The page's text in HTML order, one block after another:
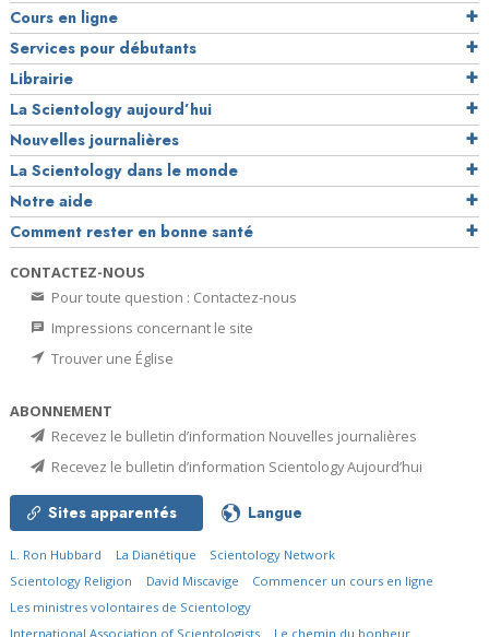
Cours en ligne
Services pour débutants
Librairie
La Scientology aujourd’hui
Nouvelles journalières
La Scientology dans le monde
Notre aide
Comment rester en bonne santé
CONTACTEZ-NOUS
Pour toute question : Contactez-nous
Impressions concernant le site
Trouver une Église
ABONNEMENT
Recevez le bulletin d’information Nouvelles journalières
Recevez le bulletin d’information Scientology Aujourd’hui
Sites apparentés Langue
L. Ron Hubbard La Dianétique
Scientology Network
Scientology Religion
David Miscavige
Commencer un cours en ligne
Les ministres volontaires de Scientology
International Association of Scientologists
Le chemin du bonheur